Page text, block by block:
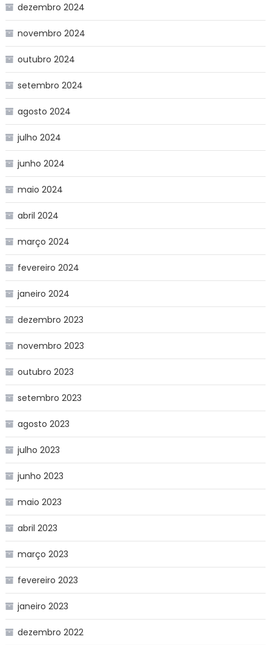
dezembro 2024
novembro 2024
outubro 2024
setembro 2024
agosto 2024
julho 2024
junho 2024
maio 2024
abril 2024
março 2024
fevereiro 2024
janeiro 2024
dezembro 2023
novembro 2023
outubro 2023
setembro 2023
agosto 2023
julho 2023
junho 2023
maio 2023
abril 2023
março 2023
fevereiro 2023
janeiro 2023
dezembro 2022